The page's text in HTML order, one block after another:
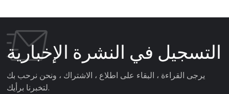
التسجيل في النشرة الإخبارية
يرجى القراءة ، البقاء على اطلاع ، الاشتراك ، ونحن نرحب بك
لتخبرنا برأيك.